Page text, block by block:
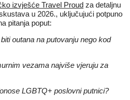
izvješće Travel Proud za detaljnu
u 2026., uključujući potpuno
pitanja poput:
outana na putovanju nego kod
vezama najviše vjeruju za
LGBTQ+ poslovni putnici?